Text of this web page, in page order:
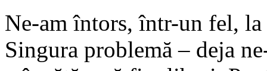
Ne-am întors, într-un fel,
Singura problemă – deja